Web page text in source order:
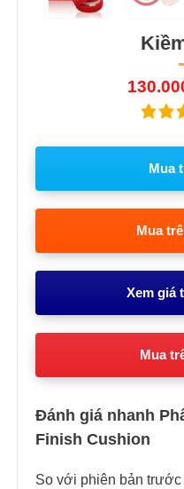
Mua
Mua
Xem giá
Mua
Đánh giá nhanh
Finish Cushion
So với phiên bản trước